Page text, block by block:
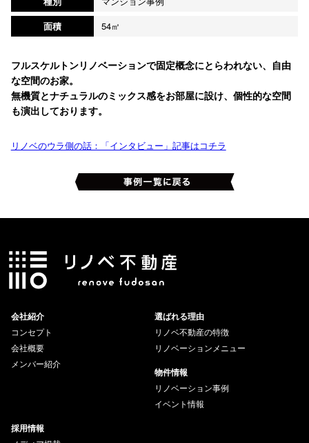
面積
54㎡
フルスケルトンリノベーションで固定概念にとらわれない、自由
な空間のお家。
無機質とナチュラルのミックス感をお部屋に設け、個性的な空間
も演出しております。
リノベのウラ側の話：「インタビュー」記事はコチラ
会社紹介
コンセプト
会社概要
メンバー紹介
選ばれる理由
リノベ不動産の特徴
リノベーションメニュー
物件情報
リノベーション事例
イベント情報
採用情報